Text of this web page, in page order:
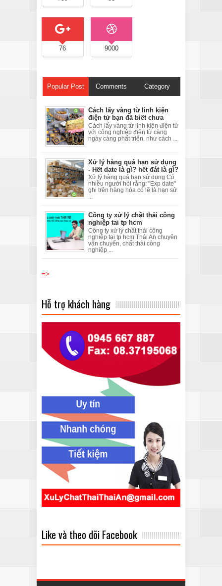
76 9000
Popular Post Comments Category
Cách lấy vàng từ linh kiện
điện tử bạn đã biết chưa
Cách lấy vàng từ linh kiện điện tử
với công nghiệp điện từ càng
ngày càng phất triển, như cách ...
Xử lý hàng quá hạn sử dụng
- Hết date là gì? hết đát là gì?
Xử lý hàng quá hạn sử dụng Có
nhiều người hỏi rằng: "Exp date"
ghi trên hàng hóa có lẽ là hạn sử
Công ty xử lý chất thải công
nghiệp tai tp hcm
Công ty xử lý chất thải công
nghiệp tại tp hcm Thái An chuyên
vận chuyển, chất thải công
nghiệp ...
=>
Hỗ trợ khách hàng
Like và theo dõi Facebook